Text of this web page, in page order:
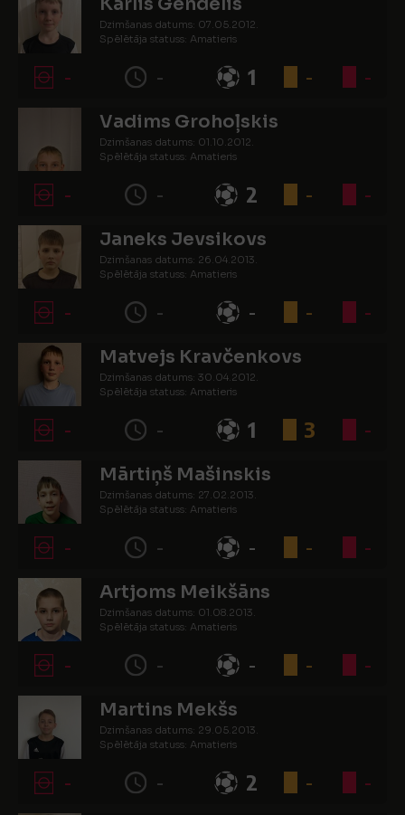
Dzimšanas datums: 07.05.2012.
Spēlētāja statuss: Amatieris
- - 1 - -
Vadims Grohoļskis
Dzimšanas datums: 01.10.2012.
Spēlētāja statuss: Amatieris
- - 2 - -
Janeks Jevsikovs
Dzimšanas datums: 26.04.2013.
Spēlētāja statuss: Amatieris
- - - - -
Matvejs Kravčenkovs
Dzimšanas datums: 30.04.2012.
Spēlētāja statuss: Amatieris
- - 1 3 -
Mārtiņš Mašinskis
Dzimšanas datums: 27.02.2013.
Spēlētāja statuss: Amatieris
- - - - -
Artjoms Meikšāns
Dzimšanas datums: 01.08.2013.
Spēlētāja statuss: Amatieris
- - - - -
Martins Mekšs
Dzimšanas datums: 29.05.2013.
Spēlētāja statuss: Amatieris
- - 2 - -